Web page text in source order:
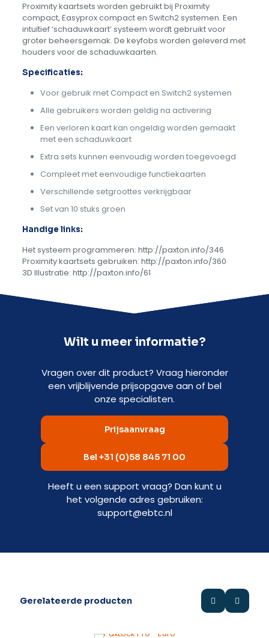
Proximity kaartsets worden gebruikt bij Proximity
compact, Easyprox compact en Switch2 systemen. Een
intuïtief ‘schaduwkaart’ systeem wordt gebruikt voor
groter beheersgemak. De keyfobs worden geleverd met
houders voor de schaduwkaarten.
Specificaties:
Voor gebruik met Compact en Switch2 systemen
Alle gebruikers worden geldig na activering
Een verloren kaart kan ongeldig worden gemaakt
met een schaduwkaart
Extra sets kunnen eenvoudig worden toegevoegd
Compleet met eenvoudige functiekaarten
Verschillende setgroottes verkrijgbaar
Set van 10 stuks groen
Handige links:
Het systeem programmeren: http://paxton.info/346
Proximity kaartsets gebruiken: http://paxton.info/360
3D Illustratie: http://paxton.info/61
Wilt u meer informatie?
Vragen over dit product? Vraag hieronder
een vrijblijvende prijsopgave aan of bel
onze specialisten.
Prijsaanvraag
Bel +31 (0)58 845 71 00
Heeft u een support vraag? Dan kunt u
het volgende adres gebruiken:
support@ebtc.nl
Gerelateerde producten